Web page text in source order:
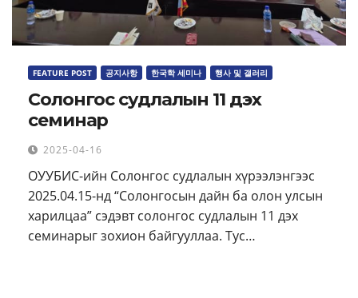
FEATURE POST 공지사항 한국학 세미나 행사 및 갤러리
Солонгос судлалын 11 дэх
семинар
2025-04-16
ОУУБИС-ийн Солонгос судлалын хүрээлэнгээс
2025.04.15-нд “Солонгосын дайн ба олон улсын
харилцаа” сэдэвт солонгос судлалын 11 дэх
семинарыг зохион байгууллаа. Тус…